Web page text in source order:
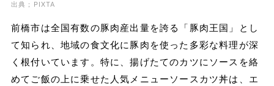
出典；PIXTA
前橋市は全国有数の豚肉産出量を誇る「豚肉王国」とし
て知られ、地域の食文化に豚肉を使った多彩な料理が深
く根付いています。特に、揚げたてのカツにソースを絡
めてご飯の上に乗せた人気メニューソースカツ丼は、エ